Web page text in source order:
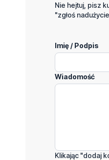
Nie hejtuj, pisz
"zgłoś
Imię / Podpis
Wiadomość
Klikając "dodaj